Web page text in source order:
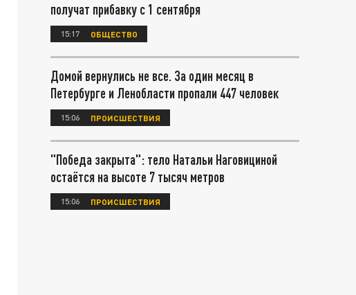
получат прибавку с 1 сентября
15:17 ОБЩЕСТВО
Домой вернулись не все. За один месяц в
Петербурге и Ленобласти пропали 447 человек
15:06 ПРОИСШЕСТВИЯ
"Победа закрыта": тело Натальи Наговициной
остаётся на высоте 7 тысяч метров
15:06 ПРОИСШЕСТВИЯ